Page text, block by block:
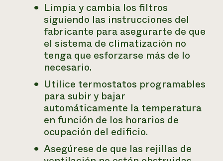
Limpia y cambia los filtros
siguiendo las instrucciones del
fabricante para asegurarte de que
el sistema de climatización no
tenga que esforzarse más de lo
necesario.
Utilice termostatos programables
para subir y bajar
automáticamente la temperatura
en función de los horarios de
ocupación del edificio.
Asegúrese de que las rejillas de